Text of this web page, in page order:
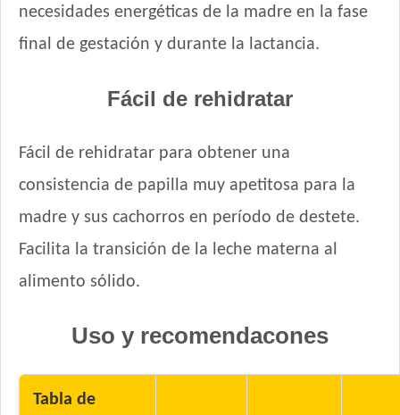
Nutrique Mother & Baby Dog
Nutrique Toy & Mini Puppy
Odwalla Perro Cachorro
Old Prince Equilibrium Perro Cachorro Razas Pequeñas
Naturales
Old Prince Proteínas Noveles Perro Adulto Light Cordero y
Arroz Integral
Old Prince Proteínas Noveles Perro Adulto Razas Pequeñas
Cordero y Arroz Integral
One Perro Cachorro con Pollo y Carne
Pampa Perro Cachorro
necesidades energéticas de la madre en la fase
final de gestación y durante la lactancia.
Fácil de rehidratar
Fácil de rehidratar para obtener una
consistencia de papilla muy apetitosa para la
madre y sus cachorros en período de destete.
Facilita la transición de la leche materna al
alimento sólido.
Uso y recomendacones
Tabla de